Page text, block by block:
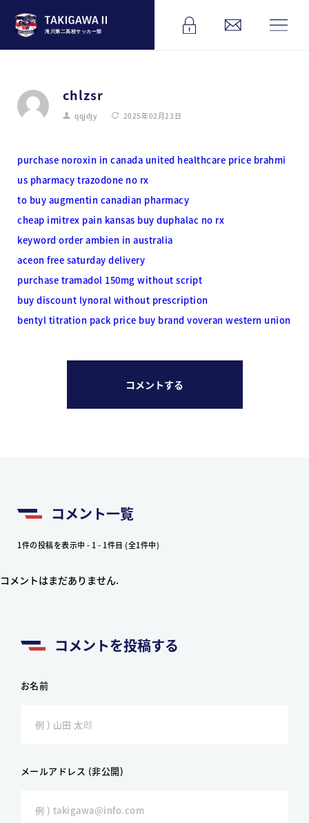
滝川第二高校サッカー部
chlzsr
qqjdjy 2025年02月23日
purchase noroxin in canada united healthcare price brahmi
us pharmacy trazodone no rx
to buy augmentin canadian pharmacy
cheap imitrex pain kansas buy duphalac no rx
keyword order ambien in australia
aceon free saturday delivery
purchase tramadol 150mg without script
buy discount lynoral without prescription
bentyl titration pack price buy brand voveran western union
コメントする
コメント一覧
1件の投稿を表示中 - 1 - 1件目 (全1件中)
コメントはまだありません.
コメントを投稿する
お名前
メールアドレス (非公開)